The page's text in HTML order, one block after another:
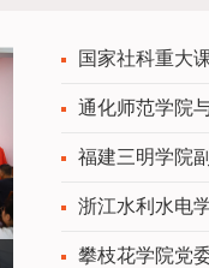
国家社科重大
通化师范学院
福建三明学院
浙江水利水电
攀枝花学院党